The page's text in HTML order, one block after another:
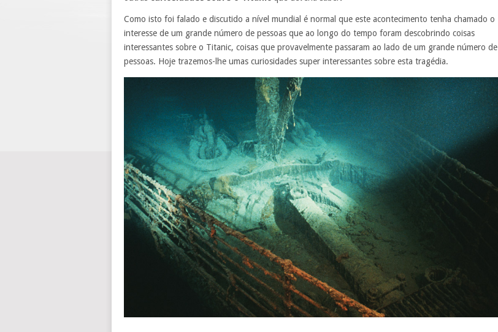
Como isto foi falado e discutido a nível mundial é normal que este acontecimento tenha chamado o
interesse de um grande número de pessoas que ao longo do tempo foram descobrindo coisas
interessantes sobre o Titanic, coisas que provavelmente passaram ao lado de um grande número de
pessoas. Hoje trazemos-lhe umas curiosidades super interessantes sobre esta tragédia.